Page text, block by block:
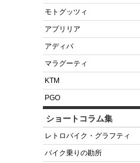
モトグッツィ
アプリリア
アディバ
マラグーティ
KTM
PGO
ショートコラム集
レトロバイク・グラフティ
バイク乗りの勘所